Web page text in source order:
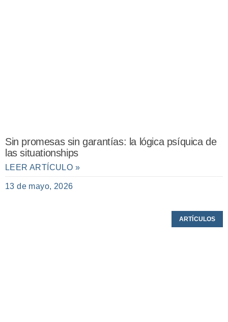
Sin promesas sin garantías: la lógica psíquica de
las situationships
LEER ARTÍCULO »
13 de mayo, 2026
ARTÍCULOS